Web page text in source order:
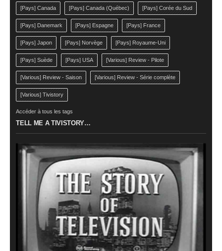
[Pays] Canada [Pays] Canada (Québec) [Pays] Corée du Sud
[Pays] Danemark [Pays] Espagne [Pays] France
[Pays] Japon [Pays] Norvège [Pays] Royaume-Uni
[Pays] Suède [Pays] USA [Various] Review - Pilote
[Various] Review - Saison [Various] Review - Série complète
[Various] Tivistory
Accéder à tous les tags
TELL ME A TIVISTORY…